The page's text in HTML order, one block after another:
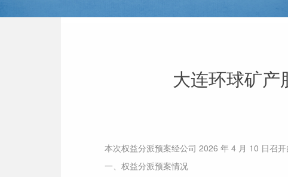
大连环球矿
本次权益分派预案经公司 2026 年 4 月 10 日召
一、权益分派预案情况